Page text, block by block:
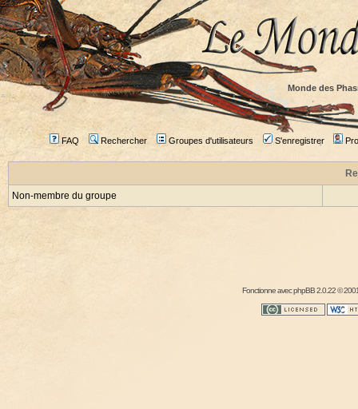
Monde des
FAQ Rechercher Groupes d'utilisateurs S'enregistrer
Non-membre du groupe
Fonctionne avecphpBB2.0.22 ©